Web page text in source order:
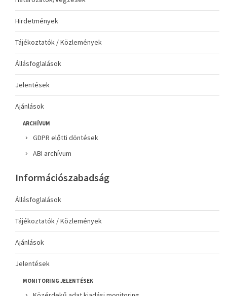
Hirdetmények
Tájékoztatók / Közlemények
Állásfoglalások
Jelentések
Ajánlások
ARCHÍVUM
GDPR előtti döntések
ABI archívum
Információszabadság
Állásfoglalások
Tájékoztatók / Közlemények
Ajánlások
Jelentések
MONITORING JELENTÉSEK